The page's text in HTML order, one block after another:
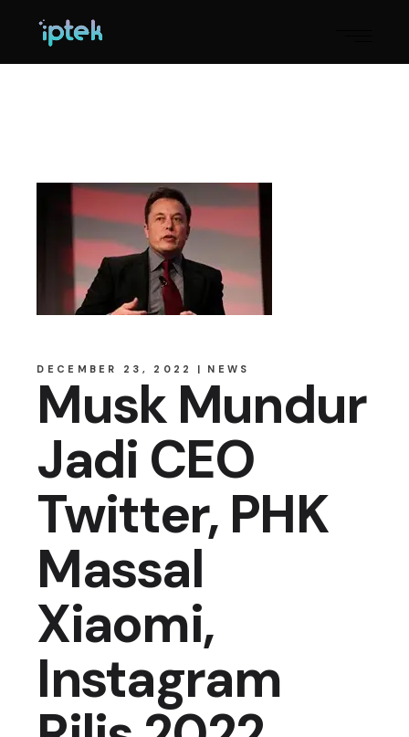
DECEMBER 23, 2022 NEWS
Musk Mundur
Jadi CEO
Twitter, PHK
Massal
Xiaomi,
Instagram